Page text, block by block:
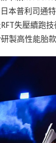
本普利司通
失壓續跑
製高性能胎